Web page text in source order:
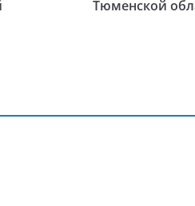
Тюменской